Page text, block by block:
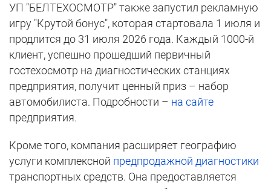
УП "БЕЛТЕХОСМОТР" также запустил рекламную
игру "Крутой бонус", которая стартовала 1 июля и
продлится до 31 июля 2026 года. Каждый 1000-й
клиент, успешно прошедший первичный
гостехосмотр на диагностических станциях
предприятия, получит ценный приз – набор
автомобилиста. Подробности – на сайте
предприятия.
Кроме того, компания расширяет географию
услуги комплексной предпродажной диагностики
транспортных средств. Она предоставляется